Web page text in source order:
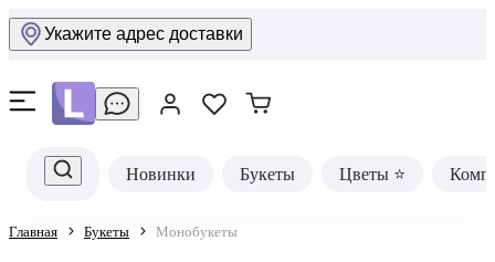
Укажите адрес доставки
Новинки Букеты Цветы ⭐
Главная Букеты Монобукеты